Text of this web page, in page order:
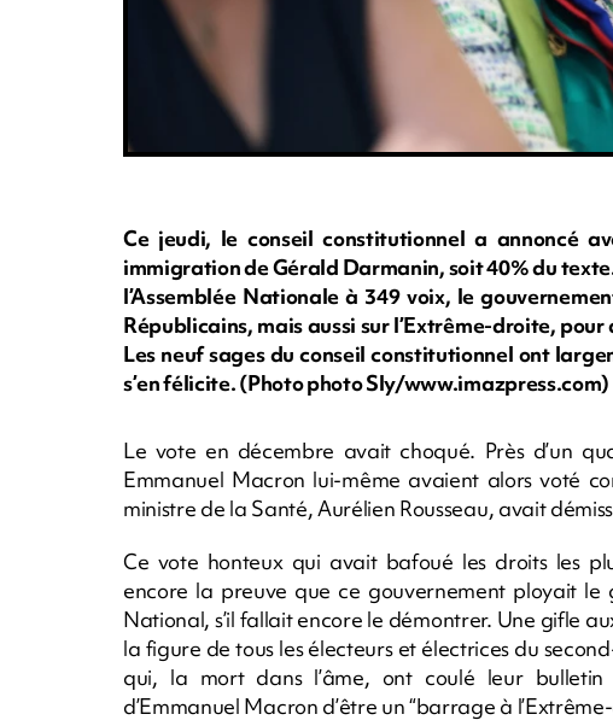
Ce jeudi, le conseil constitutionnel a annoncé
immigration de Gérald Darmanin, soit 40% du
l’Assemblée Nationale à 349 voix, le
Républicains, mais aussi sur l’Extrême-droite,
Les neuf sages du conseil constitutionnel ont
s’en félicite. (Photo photo Sly/www.imazpress.com)
Le vote en décembre avait choqué. Près d’un
Emmanuel Macron lui-même avaient alors voté
ministre de la Santé, Aurélien Rousseau, avait
Ce vote honteux qui avait bafoué les droits les
encore la preuve que ce gouvernement ployait le
National, s’il fallait encore le démontrer. Une gifle
la figure de tous les électeurs et électrices du
qui, la mort dans l’âme, ont coulé leur
d’Emmanuel Macron d’être un “barrage à